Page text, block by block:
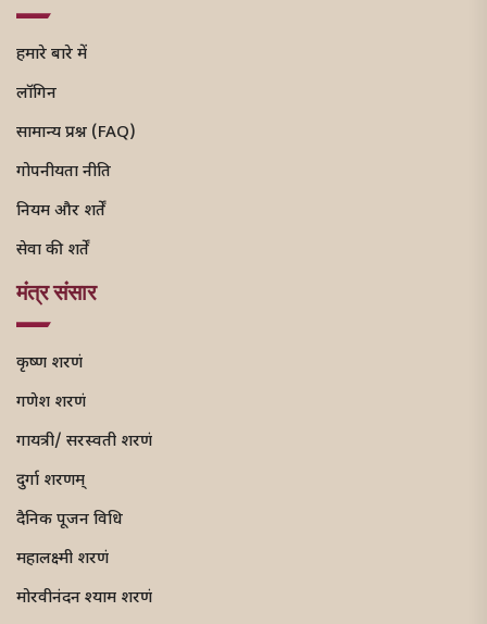
हमारे बारे में
लॉगिन
सामान्य प्रश्न (FAQ)
गोपनीयता नीति
नियम और शर्तें
सेवा की शर्तें
मंत्र संसार
कृष्ण शरणं
गणेश शरणं
गायत्री/ सरस्वती शरणं
दुर्गा शरणम्
दैनिक पूजन विधि
महालक्ष्मी शरणं
मोरवीनंदन श्याम शरणं